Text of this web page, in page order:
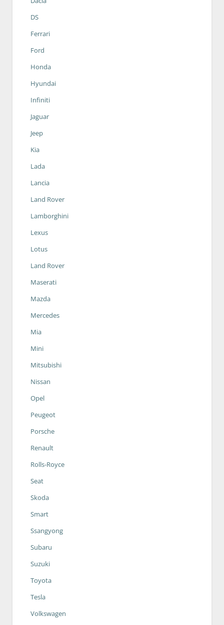
DS
Ferrari
Ford
Honda
Hyundai
Infiniti
Jaguar
Jeep
Kia
Lada
Lancia
Land Rover
Lamborghini
Lexus
Lotus
Land Rover
Maserati
Mazda
Mercedes
Mia
Mini
Mitsubishi
Nissan
Opel
Peugeot
Porsche
Renault
Rolls-Royce
Seat
Skoda
Smart
Ssangyong
Subaru
Suzuki
Toyota
Tesla
Volkswagen